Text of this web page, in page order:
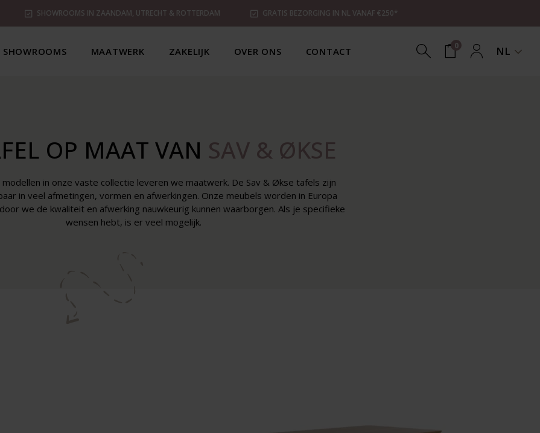
SHOWROOMS IN ZAANDAM, UTRECHT & ROTTERDAM GRATIS BEZORGING IN NL VANAF €250*
SHOWROOMS MAATWERK ZAKELIJK OVER ONS CONTACT 0 NL
OP MAAT VAN SAV & ØKSE
modellen in onze vaste collectie leveren we maatwerk. De Sav & Økse tafels zijn
in veel afmetingen, vormen en afwerkingen. Onze meubels worden in Europa
we de kwaliteit en afwerking nauwkeurig kunnen waarborgen. Als je specifieke
wensen hebt, is er veel mogelijk.